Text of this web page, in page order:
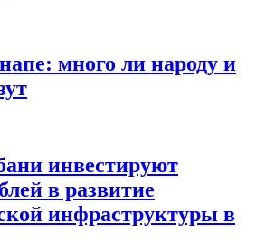
много ли народу и
инвестируют
в развитие
инфраструктуры в